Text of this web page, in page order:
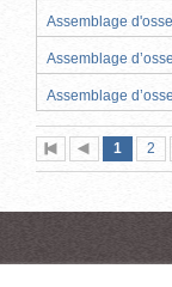
Assemblage
Assemblage
Assemblage
Première
pageprécédente
Page
1 (page
2